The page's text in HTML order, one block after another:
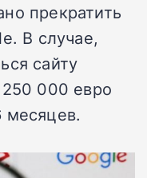
прекратить
В случае,
сайту
000 евро